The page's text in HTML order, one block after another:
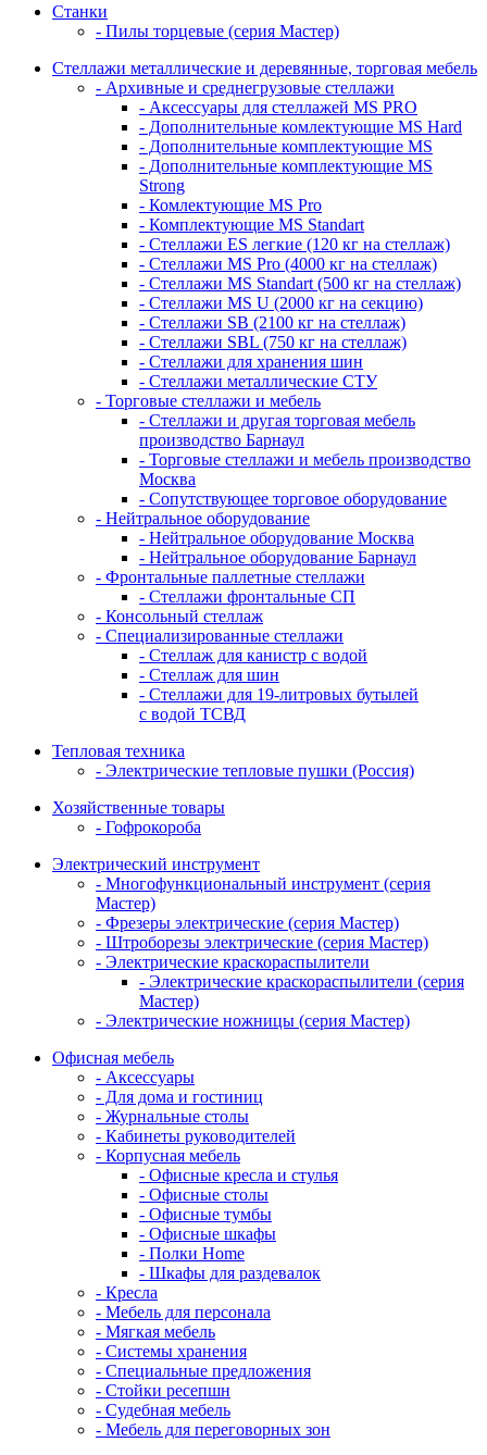
Станки
- Пилы торцевые (серия Мастер)
Стеллажи металлические и деревянные, торговая мебель
- Архивные и среднегрузовые стеллажи
- Аксессуары для стеллажей MS PRO
- Дополнительные комлектующие MS Hard
- Дополнительные комплектующие MS
- Дополнительные комплектующие MS
Strong
- Комлектующие MS Pro
- Комплектующие MS Standart
- Стеллажи ES легкие (120 кг на стеллаж)
- Стеллажи MS Pro (4000 кг на стеллаж)
- Стеллажи MS Standart (500 кг на стеллаж)
- Стеллажи MS U (2000 кг на секцию)
- Стеллажи SB (2100 кг на стеллаж)
- Стеллажи SBL (750 кг на стеллаж)
- Стеллажи для хранения шин
- Стеллажи металлические СТУ
- Торговые стеллажи и мебель
- Стеллажи и другая торговая мебель
производство Барнаул
- Торговые стеллажи и мебель производство
Москва
- Сопутствующее торговое оборудование
- Нейтральное оборудование
- Нейтральное оборудование Москва
- Нейтральное оборудование Барнаул
- Фронтальные паллетные стеллажи
- Стеллажи фронтальные СП
- Консольный стеллаж
- Специализированные стеллажи
- Стеллаж для канистр с водой
- Стеллаж для шин
- Стеллажи для 19-литровых бутылей
с водой ТСВД
Тепловая техника
- Электрические тепловые пушки (Россия)
Хозяйственные товары
- Гофрокороба
Электрический инструмент
- Многофункциональный инструмент (серия
Мастер)
- Фрезеры электрические (серия Мастер)
- Штроборезы электрические (серия Мастер)
- Электрические краскораспылители
- Электрические краскораспылители (серия
Мастер)
- Электрические ножницы (серия Мастер)
Офисная мебель
- Аксессуары
- Для дома и гостиниц
- Журнальные столы
- Кабинеты руководителей
- Корпусная мебель
- Офисные кресла и стулья
- Офисные столы
- Офисные тумбы
- Офисные шкафы
- Полки Home
- Шкафы для раздевалок
- Кресла
- Мебель для персонала
- Мягкая мебель
- Системы хранения
- Специальные предложения
- Стойки ресепшн
- Судебная мебель
- Мебель для переговорных зон